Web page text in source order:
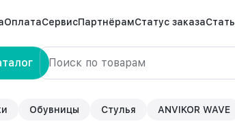
ОплатаСервисПартнёрамСтатус заказа
Обувницы Стулья ANVIKOR WAVE